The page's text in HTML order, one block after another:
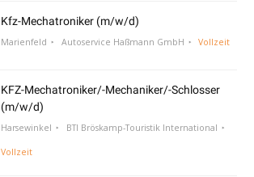
Kfz-Mechatroniker (m/w/d)
Marienfeld Autoservice Haßmann GmbH Vollzeit
KFZ-Mechatroniker/-Mechaniker/-Schlosser
(m/w/d)
Harsewinkel BTI Bröskamp-Touristik International
Vollzeit